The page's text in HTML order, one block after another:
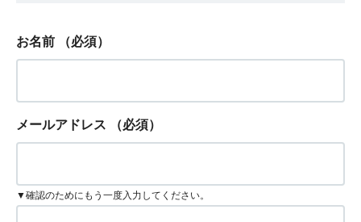
お名前 （必須）
メールアドレス （必須）
▼確認のためにもう一度入力してください。